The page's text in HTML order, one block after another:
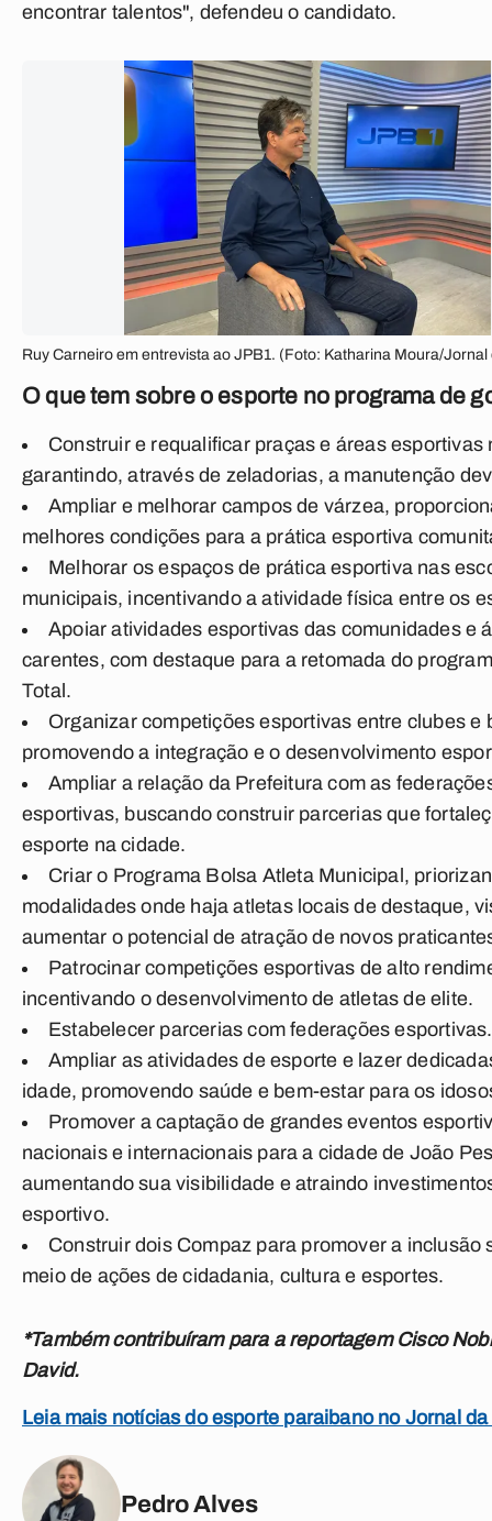
encontrar talentos", defendeu o candidato.
Ruy Carneiro em entrevista ao JPB1. (Foto: Katharina Moura/Jornal
O que tem sobre o esporte no programa de
Construir e requalificar praças e áreas esportivas
garantindo, através de zeladorias, a manutenção
Ampliar e melhorar campos de várzea,
melhores condições para a prática esportiva
Melhorar os espaços de prática esportiva nas
municipais, incentivando a atividade física entre os
Apoiar atividades esportivas das comunidades e
carentes, com destaque para a retomada do
Total.
Organizar competições esportivas entre clubes e
promovendo a integração e o desenvolvimento
Ampliar a relação da Prefeitura com as
esportivas, buscando construir parcerias que
esporte na cidade.
Criar o Programa Bolsa Atleta Municipal,
modalidades onde haja atletas locais de destaque,
aumentar o potencial de atração de novos
Patrocinar competições esportivas de alto
incentivando o desenvolvimento de atletas de elite.
Estabelecer parcerias com federações esportivas.
Ampliar as atividades de esporte e lazer
idade, promovendo saúde e bem-estar para os
Promover a captação de grandes eventos
nacionais e internacionais para a cidade de João
aumentando sua visibilidade e atraindo
esportivo.
Construir dois Compaz para promover a inclusão
meio de ações de cidadania, cultura e esportes.
*Também contribuíram para a reportagem Cisco
David.
Leia mais notícias do esporte paraibano no Jornal
Pedro Alves